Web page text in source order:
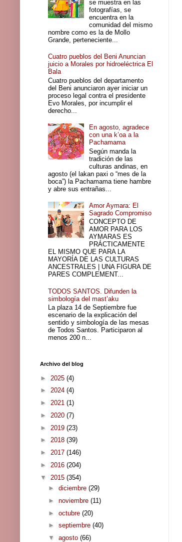
se muestra en las
fotografías, se
encuentra en la
comunidad del mismo
nombre como es la de Mollo
Grande, perteneciente...
Cuatro pueblos del Beni Anuncian
juicio a Morales por hidroeléctrica El
Bala
Cuatro pueblos del departamento
del Beni anunciaron ayer iniciar un
proceso legal contra el presidente
Evo Morales, por incumplir el
derecho...
En agosto, agradece
con una k’oa a la
Pachamama
Según manda la
tradición de las
culturas andinas, en
agosto (el lakan paxi o “mes de la
boca”) la Pachamama tiene hambre
y abre sus entrañas...
Amor Aymara: El
Sagrado Compromiso
CONCEPTO DE
AMOR PARA LOS
AYMARAS ES
PRÁCTICAMENTE
EL MISMO QUE PARA LA
MAYORÍA DE LAS CULTURAS
ANCESTRALES | UNA FIGURA DE
PARES COMPLEMENT...
TODOS SANTOS. Difunden la
simbología del mast’aku
La plaza 14 de Septiembre fue
escenario de la explicación del
sentido y simbología de las mesas
de Todos Santos. Participaron al
menos 200 n...
Archivo del blog
► 2025 (4)
► 2024 (4)
► 2021 (1)
► 2020 (7)
► 2019 (23)
► 2018 (39)
► 2017 (146)
► 2016 (204)
▼ 2015 (354)
► diciembre (29)
► noviembre (11)
► octubre (20)
► septiembre (40)
▼ agosto (66)